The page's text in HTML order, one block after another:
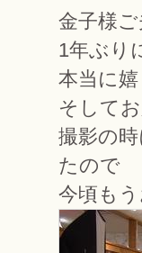
金子様
1年ぶり
本当に
そして
撮影の
たので
今頃も